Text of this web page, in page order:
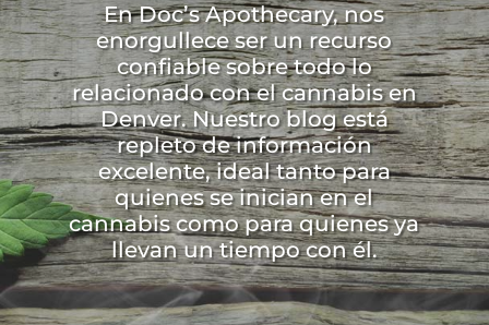
En Doc’s Apothecary, nos
enorgullece ser un recurso
confiable sobre todo lo
relacionado con el cannabis en
Denver. Nuestro blog está
repleto de información
excelente, ideal tanto para
quienes se inician en el
cannabis como para quienes ya
llevan un tiempo con él.